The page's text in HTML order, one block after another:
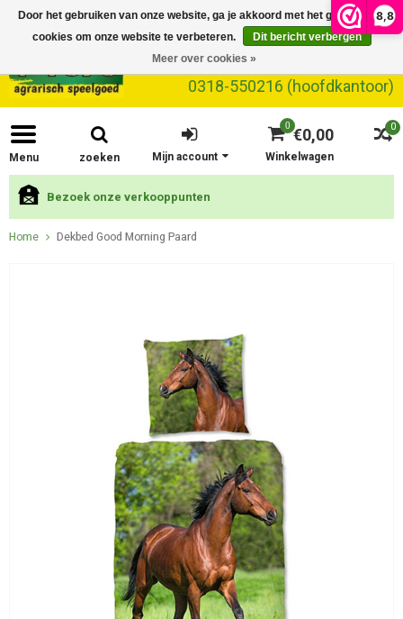
8,8
0318-550216 (hoofdkantoor)
Menu zoeken
0
0 €0,00
Winkelwagen
Mijn account
Bezoek onze verkooppunten
Home Dekbed Good Morning Paard
Door het gebruiken van onze website, ga je akkoord met het gebruik van
cookies om onze website te verbeteren.
Dit bericht verbergen
Meer over cookies »